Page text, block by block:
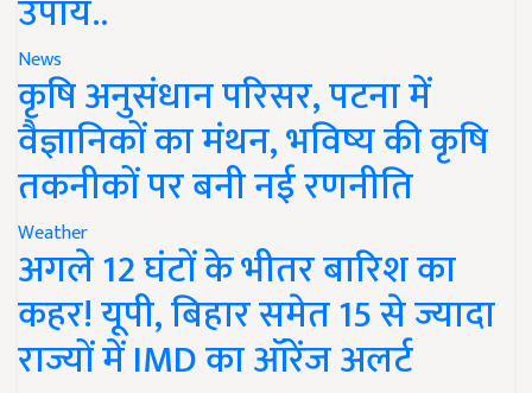
उपाय..
News
कृषि अनुसंधान परिसर, पटना में
वैज्ञानिकों का मंथन, भविष्य की कृषि
तकनीकों पर बनी नई रणनीति
Weather
अगले 12 घंटों के भीतर बारिश का
कहर! यूपी, बिहार समेत 15 से ज्यादा
राज्यों में IMD का ऑरेंज अलर्ट